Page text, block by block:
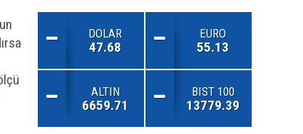
DOLAR
47.68
EURO
55.13
ALTIN
6659.71
BIST 100
13779.39